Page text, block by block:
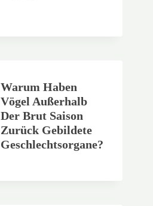
Warum Haben
Vögel Außerhalb
Der Brut Saison
Zurück Gebildete
Geschlechtsorgane?